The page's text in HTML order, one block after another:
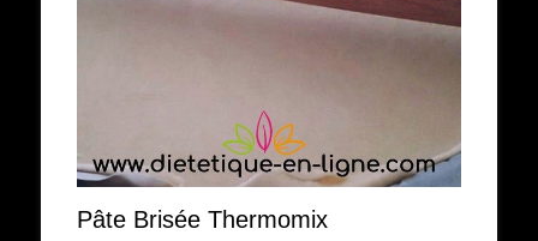
Pâte Brisée Thermomix